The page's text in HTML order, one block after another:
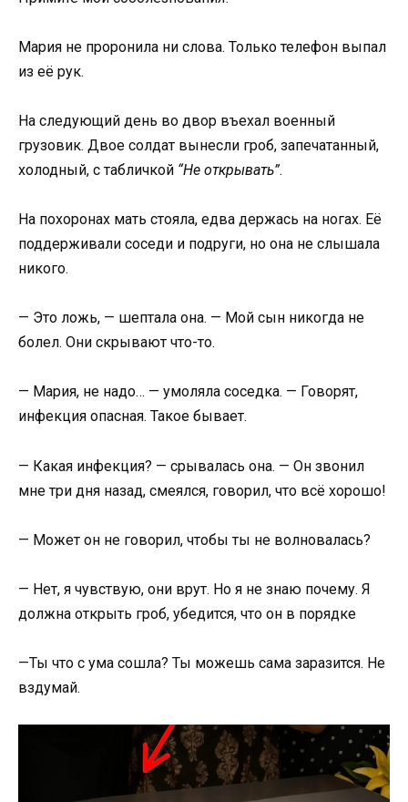
Мария не проронила ни слова. Только телефон выпал
из её рук.
На следующий день во двор въехал военный
грузовик. Двое солдат вынесли гроб, запечатанный,
холодный, с табличкой “Не открывать”.
На похоронах мать стояла, едва держась на ногах. Её
поддерживали соседи и подруги, но она не слышала
никого.
— Это ложь, — шептала она. — Мой сын никогда не
болел. Они скрывают что-то.
— Мария, не надо… — умоляла соседка. — Говорят,
инфекция опасная. Такое бывает.
— Какая инфекция? — срывалась она. — Он звонил
мне три дня назад, смеялся, говорил, что всё хорошо!
— Может он не говорил, чтобы ты не волновалась?
— Нет, я чувствую, они врут. Но я не знаю почему. Я
должна открыть гроб, убедится, что он в порядке
—Ты что с ума сошла? Ты можешь сама заразится. Не
вздумай.